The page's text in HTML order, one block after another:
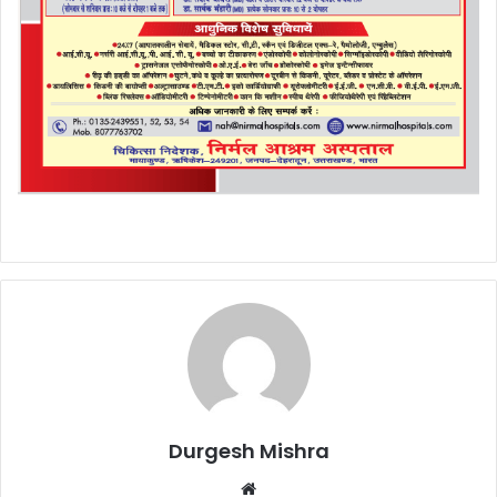
Durgesh Mishra
Website